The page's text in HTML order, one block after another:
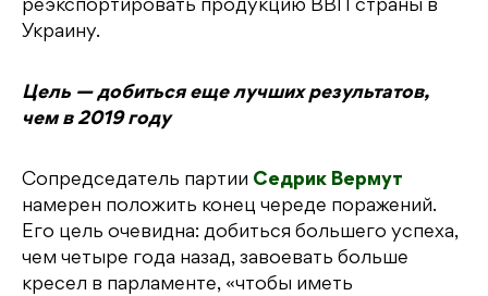
реэкспортировать продукцию ВВП страны в
Украину.
Цель — добиться еще лучших результатов,
чем в 2019 году
Сопредседатель партии Седрик Вермут
намерен положить конец череде поражений.
Его цель очевидна: добиться большего успеха,
чем четыре года назад, завоевать больше
кресел в парламенте, «чтобы иметь